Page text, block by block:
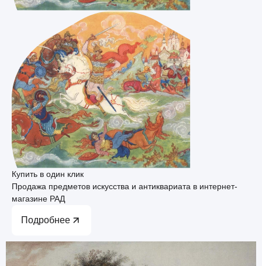
Купить в один клик
Продажа предметов искусства и антиквариата в интернет-
магазине РАД
Подробнее